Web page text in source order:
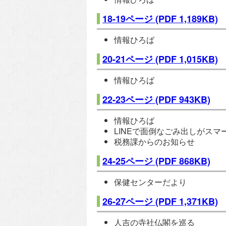
18-19ページ(PDF 1,189KB)
情報ひろば
20-21ページ(PDF 1,015KB)
情報ひろば
22-23ページ(PDF 943KB)
情報ひろば
LINEで面倒なごみ出しがスマ
税務課からのお知らせ
24-25ページ(PDF 868KB)
保健センターだより
26-27ページ(PDF 1,371KB)
人吉の寺社仏閣を巡る